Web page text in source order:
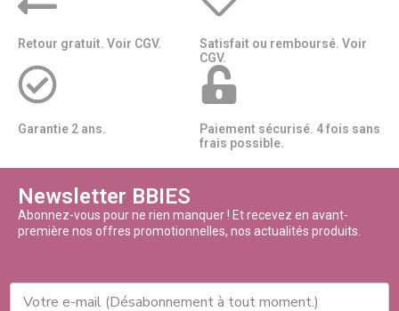
Retour gratuit. Voir CGV.
Satisfait ou remboursé. Voir
CGV.
Garantie 2 ans.
Paiement sécurisé. 4 fois sans
frais possible.
Newsletter BBIES
Abonnez-vous pour ne rien manquer ! Et recevez en avant-
première nos offres promotionnelles, nos actualités produits.